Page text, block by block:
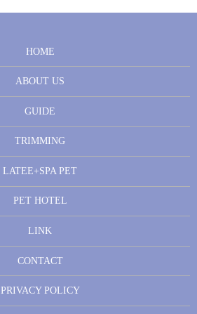
HOME
ABOUT US
GUIDE
TRIMMING
LATEE+SPA PET
PET HOTEL
LINK
CONTACT
PRIVACY POLICY